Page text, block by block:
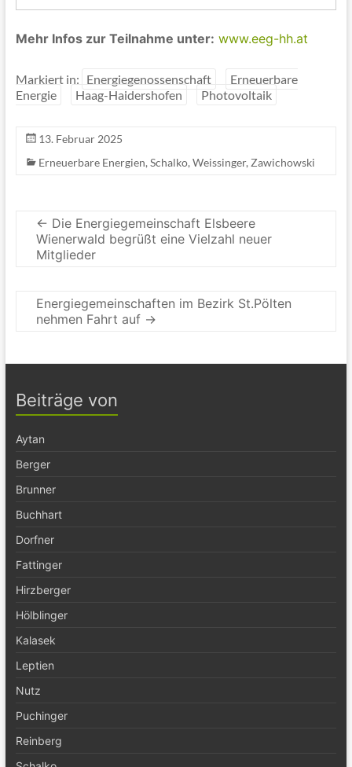
Mehr Infos zur Teilnahme unter: www.eeg-hh.at
Markiert in: Energiegenossenschaft
Erneuerbare
Energie
Haag-Haidershofen Photovoltaik
13. Februar 2025
Erneuerbare Energien, Schalko, Weissinger, Zawichowski
← Die Energiegemeinschaft Elsbeere
Wienerwald begrüßt eine Vielzahl neuer
Mitglieder
Energiegemeinschaften im Bezirk St.Pölten
nehmen Fahrt auf →
Beiträge von
Aytan
Berger
Brunner
Buchhart
Dorfner
Fattinger
Hirzberger
Hölblinger
Kalasek
Leptien
Nutz
Puchinger
Reinberg